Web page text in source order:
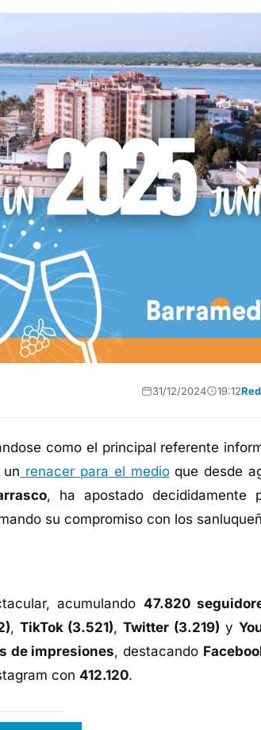
31/12/2024 19:12
como el principal referente
renacer para el medioque desde
, ha apostado decididamente
su compromiso con los
acumulando 47.820
, TikTok (3.521),Twitter (3.219) y
de impresiones, destacando
con 412.120.